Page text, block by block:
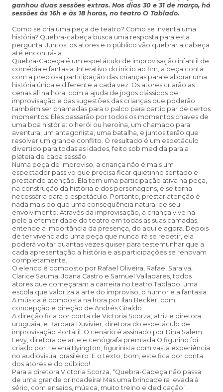
ganhou duas sessões extras. Nos dias 30 e 31 de março, há
sessões às 16h e às 18 horas, no teatro O Tablado.
Como se cria uma peça de teatro? Como se inventa uma
história? Quebra-cabeça busca uma resposta para esta
pergunta. Juntos, os atores e o público vão quebrar a cabeça
até encontrá-la.
Quebra-Cabeça é um espetáculo de improvisação infantil de
comédia e fantasia. Interativo do início ao fim, a peça conta
com a preciosa participação das crianças para elaborar uma
história única e diferente a cada vez. Os atores criarão as
cenas ali na hora, com a ajuda de jogos clássicos de
improvisação e das sugestões das crianças que poderão
também ser chamadas para o palco para participar de certos
momentos. Eles passarão por todos os momentos chaves de
uma boa história: o herói ou heroína, um chamado para
aventura, um antagonista, uma batalha, e juntos terão que
resolver um grande conflito. O resultado é um espetáculo
divertido para todas as idades, feito sob medida para a
plateia de cada sessão.
Numa peça de improviso, a criança não é mais um
espectador passivo que precisa ficar quietinho sentado e
prestando atenção. Ela tem uma participação ativa na peça,
na construção da história e dos personagens, e se torna
necessária para o espetáculo. Portanto, prestar atenção é
nada mais do que uma consequência natural de seu
envolvimento. Através da improvisação, a criança vive na
pele a efemeridade do teatro em todas as suas camadas,
entende a importância da presença, do aqui e agora. Depois
de ter vivenciado uma peça que nunca irá se repetir, ela
poderá voltar quantas vezes quiser para testemunhar que a
cada apresentação a história e as participações se renovam
completamente.
O elenco é composto por Rafael Oliveira, Rafael Saraiva,
Clarice Sauma, Joana Castro e Samuel Valladares, todos
atores que começaram a carreira no teatro Tablado, uma
escola que valoriza a arte do improviso, o humor e a fantasia.
A música é composta na hora por Ilan Becker, com
concepção e direção de Andrés Giraldo.
A direção fica por conta de Victoria Scorza, atriz e diretora
uruguaia, e Barbara Duvivier, diretora do espetáculo de
improvisação Portátil. O cenário é assinado por Dina Salem
Levy, diretora de arte e cenógrafa premiada.O figurino foi
criado por Helena Byington, figurinista com vasta experiência
no audiovisual brasileiro. E o texto, bom, este fica por conta
dos atores e do público!
Para a diretora Victoria Scorza, “Quebra-Cabeça não passa
de uma grande brincadeira! Mas uma brincadeira levada à
sério, com ensaios, música, muito treino e dedicação” .